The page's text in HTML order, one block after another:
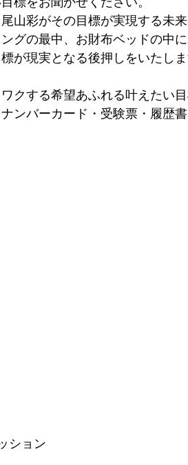
標をお聞かせください。
山彩がその目標が実現する未来
グの最中、お財布ベッドの中
が現実となる後押しをいたしま
クする希望あふれる叶えたい目
ンバーカード・受験票・履歴
ション